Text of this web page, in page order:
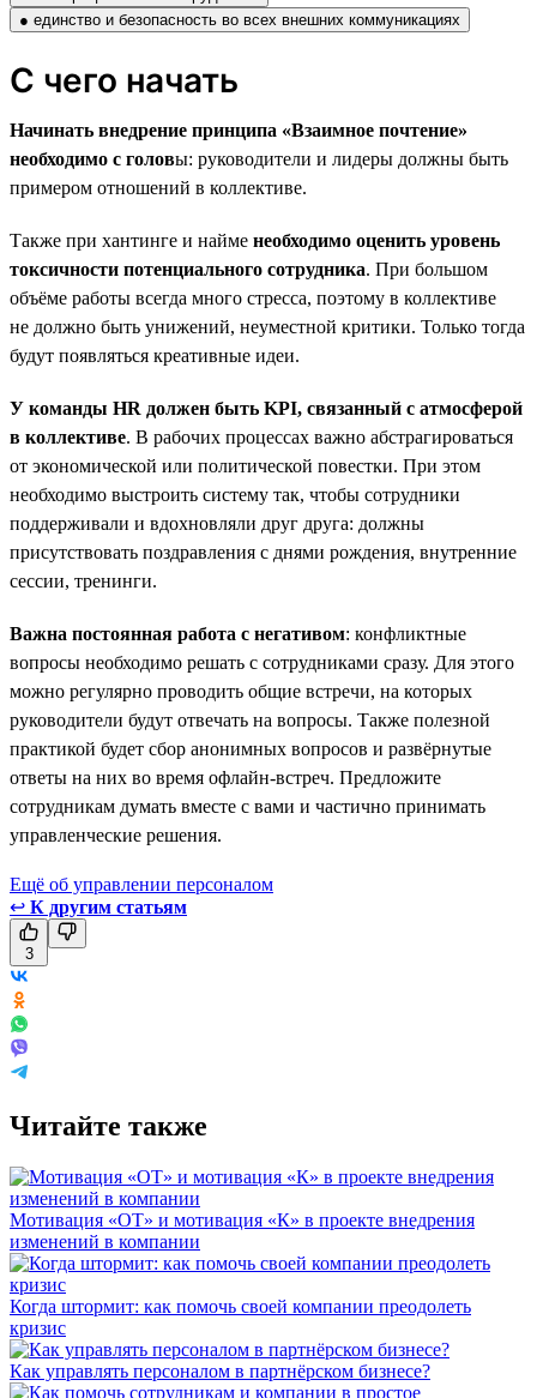
● единство и безопасность во всех внешних коммуникациях
С чего начать
Начинать внедрение принципа «Взаимное почтение»
необходимо с головы: руководители и лидеры должны быть
примером отношений в коллективе.
Также при хантинге и найме необходимо оценить уровень
токсичности потенциального сотрудника. При большом
объёме работы всегда много стресса, поэтому в коллективе
не должно быть унижений, неуместной критики. Только тогда
будут появляться креативные идеи.
У команды HR должен быть KPI, связанный с атмосферой
в коллективе. В рабочих процессах важно абстрагироваться
от экономической или политической повестки. При этом
необходимо выстроить систему так, чтобы сотрудники
поддерживали и вдохновляли друг друга: должны
присутствовать поздравления с днями рождения, внутренние
сессии, тренинги.
Важна постоянная работа с негативом: конфликтные
вопросы необходимо решать с сотрудниками сразу. Для этого
можно регулярно проводить общие встречи, на которых
руководители будут отвечать на вопросы. Также полезной
практикой будет сбор анонимных вопросов и развёрнутые
ответы на них во время офлайн-встреч. Предложите
сотрудникам думать вместе с вами и частично принимать
управленческие решения.
Ещё об управлении персоналом
↩ К другим статьям
3
Читайте также
Мотивация «ОТ» и мотивация «К» в проекте внедрения
изменений в компании
Когда штормит: как помочь своей компании преодолеть
кризис
Как управлять персоналом в партнёрском бизнесе?